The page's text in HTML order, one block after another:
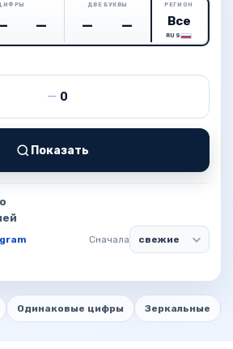
ДВЕ БУКВЫ РЕГИОН
RUS
— Цена до
Показать
Сначала
Одинаковые цифры Зеркальные